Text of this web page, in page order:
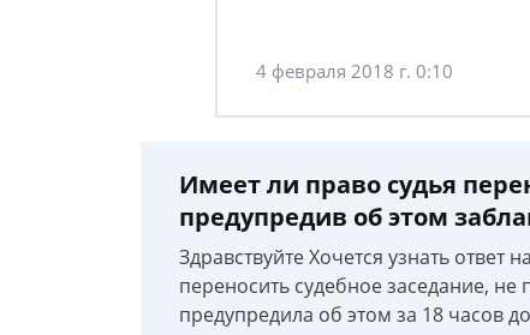
4 февраля 2018 г. 0:10
Имеет ли право судья
предупредив об этом
Здравствуйте Хочется узнать ответ
переносить судебное заседание,
предупредила об этом за 18 часов